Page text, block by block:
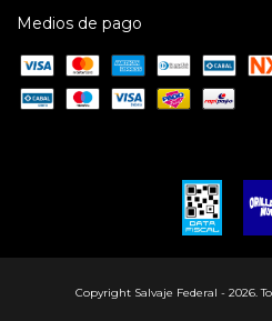
Medios de pago
Copyright Salvaje Federal - 2026.